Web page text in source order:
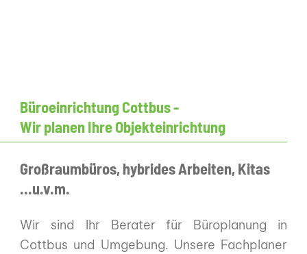
Büroeinrichtung Cottbus -
Wir planen Ihre Objekteinrichtung
Großraumbüros, hybrides Arbeiten, Kitas
...u.v.m.
Wir sind Ihr Berater für Büroplanung in
Cottbus und Umgebung. Unsere Fachplaner